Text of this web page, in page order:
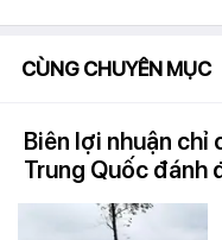
CÙNG CHUYÊN MỤC
Biên lợi nhuận chỉ
Trung Quốc đánh